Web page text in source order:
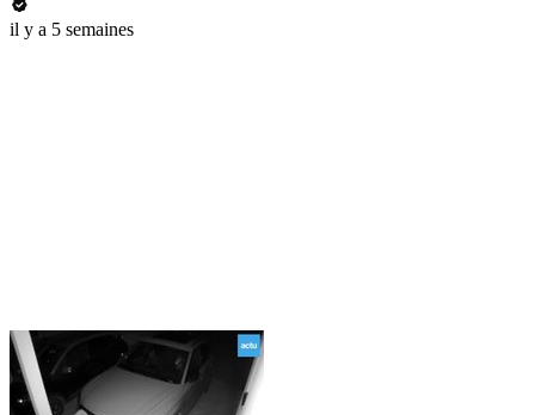
il y a 5 semaines